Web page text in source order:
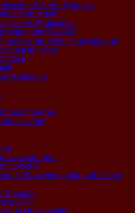
Schrift + Sprache
Schrift
des Arabischen
und Dialekte
arabischen Schrift und Sprache
im Islam
Sprachproben
erlernen
Sprache
und Lehnwörter in der arabischen
Sprache
und PC
an Universitäten